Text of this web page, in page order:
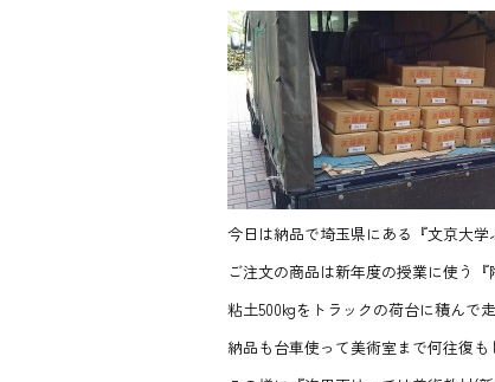
e
b
o
ok
今日は納品で埼玉県にある『文京大
ご注文の商品は新年度の授業に使う
粘土500kgをトラックの荷台に積んで
納品も台車使って美術室まで何往復